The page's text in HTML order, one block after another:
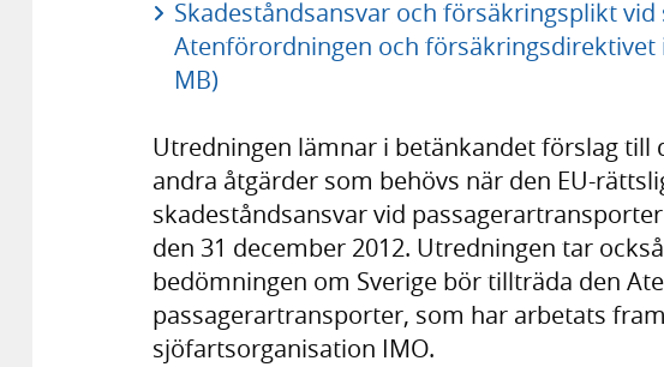
Skadeståndsansvar och försäkringsplikt
Atenförordningen och försäkringsdirektivet
MB)
Utredningen lämnar i betänkandet förslag
andra åtgärder som behövs när den EU-
skadeståndsansvar vid
den 31 december 2012. Utredningen tar
bedömningen om Sverige bör tillträda den
passagerartransporter, som har arbetats
sjöfartsorganisation IMO.